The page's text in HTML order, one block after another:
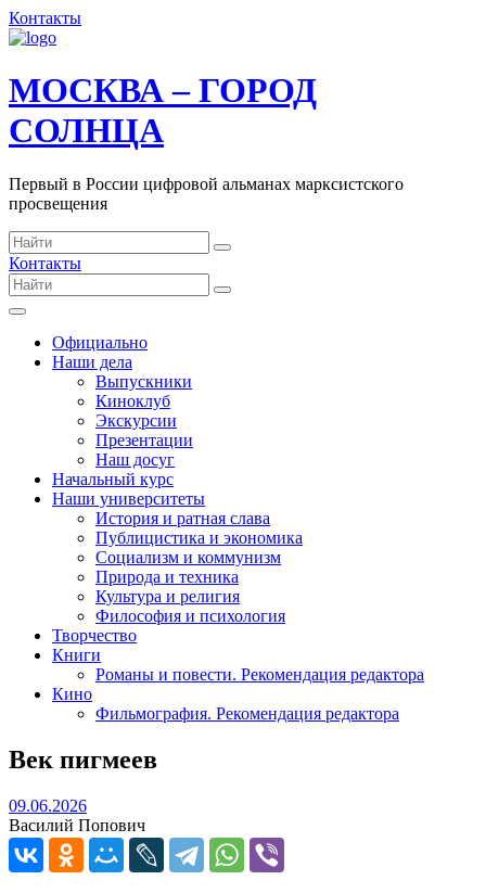
Контакты
МОСКВА – ГОРОД
СОЛНЦА
Первый в России цифровой альманах марксистского
просвещения
Контакты
Официально
Наши дела
Выпускники
Киноклуб
Экскурсии
Презентации
Наш досуг
Начальный курс
Наши университеты
История и ратная слава
Публицистика и экономика
Социализм и коммунизм
Природа и техника
Культура и религия
Философия и психология
Творчество
Книги
Романы и повести. Рекомендация редактора
Кино
Фильмография. Рекомендация редактора
Век пигмеев
09.06.202609.06.2026
Василий Попович